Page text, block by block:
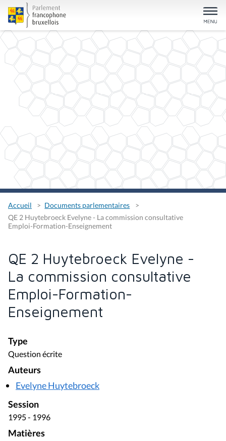
Accueil
Documents parlementaires
QE 2 Huytebroeck Evelyne - La commission consultative
Emploi-Formation-Enseignement
QE 2 Huytebroeck Evelyne -
La commission consultative
Emploi-Formation-
Enseignement
Type
Question écrite
Auteurs
Evelyne Huytebroeck
Session
1995 - 1996
Matières